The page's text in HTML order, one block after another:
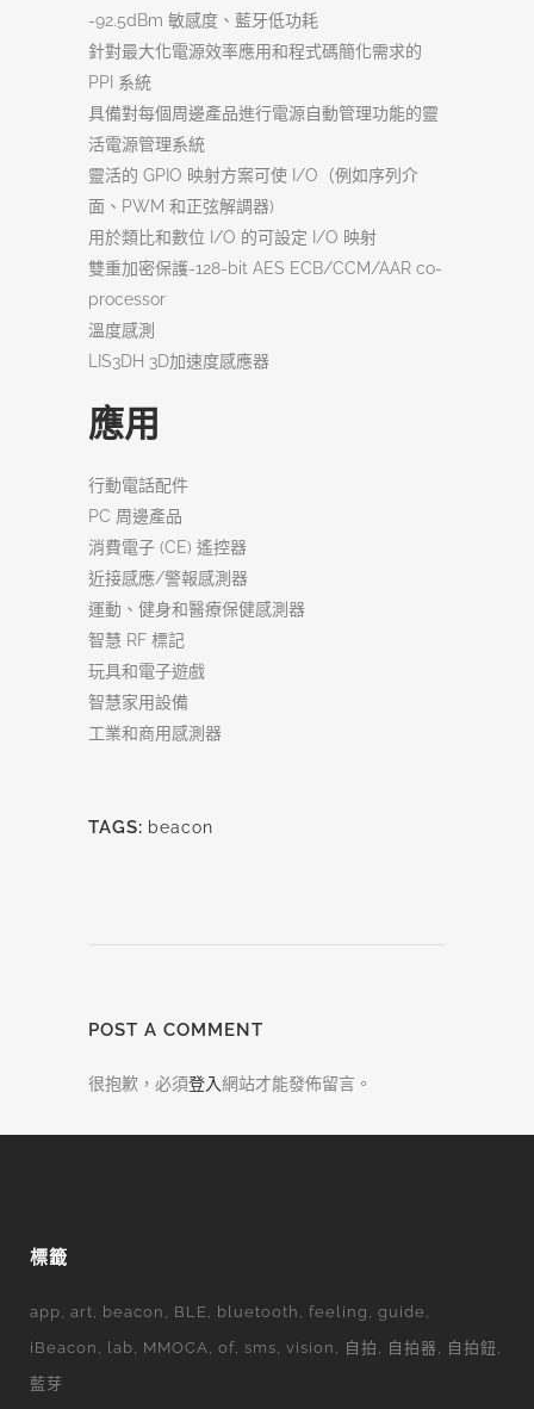
-92.5dBm 敏感度、藍牙低功耗
針對最大化電源效率應用和程式碼簡化需求的
PPI 系統
具備對每個周邊產品進行電源自動管理功能的靈
活電源管理系統
靈活的 GPIO 映射方案可使 I/O（例如序列介
面、PWM 和正弦解調器)
用於類比和數位 I/O 的可設定 I/O 映射
雙重加密保護-128-bit AES ECB/CCM/AAR co-
processor
溫度感測
LIS3DH 3D加速度感應器
應用
行動電話配件
PC 周邊產品
消費電子 (CE) 遙控器
近接感應/警報感測器
運動、健身和醫療保健感測器
智慧 RF 標記
玩具和電子遊戲
智慧家用設備
工業和商用感測器
TAGS: beacon
POST A COMMENT
很抱歉，必須登入網站才能發佈留言。
標籤
app art beacon BLE bluetooth feeling
guide
iBeacon
lab MMOCA of sms vision 自拍 自拍器
自拍鈕
藍芽